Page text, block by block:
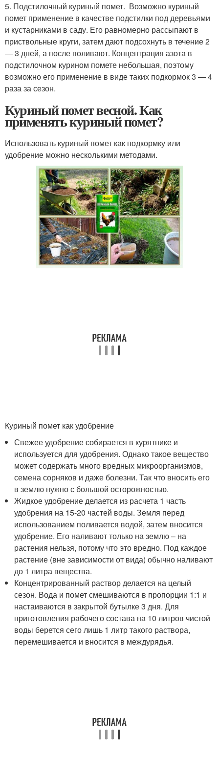
5. Подстилочный куриный помет. Возможно куриный
помет применение в качестве подстилки под деревьями
и кустарниками в саду. Его равномерно рассыпают в
приствольные круги, затем дают подсохнуть в течение 2
— 3 дней, а после поливают. Концентрация азота в
подстилочном курином помете небольшая, поэтому
возможно его применение в виде таких подкормок 3 — 4
раза за сезон.
Куриный помет весной. Как
применять куриный помет?
Использовать куриный помет как подкормку или
удобрение можно несколькими методами.
Куриный помет как удобрение
Свежее удобрение собирается в курятнике и
используется для удобрения. Однако такое вещество
может содержать много вредных микроорганизмов,
семена сорняков и даже болезни. Так что вносить его
в землю нужно с большой осторожностью.
Жидкое удобрение делается из расчета 1 часть
удобрения на 15-20 частей воды. Земля перед
использованием поливается водой, затем вносится
удобрение. Его наливают только на землю – на
растения нельзя, потому что это вредно. Под каждое
растение (вне зависимости от вида) обычно наливают
до 1 литра вещества.
Концентрированный раствор делается на целый
сезон. Вода и помет смешиваются в пропорции 1:1 и
настаиваются в закрытой бутылке 3 дня. Для
приготовления рабочего состава на 10 литров чистой
воды берется сего лишь 1 литр такого раствора,
перемешивается и вносится в междурядья.